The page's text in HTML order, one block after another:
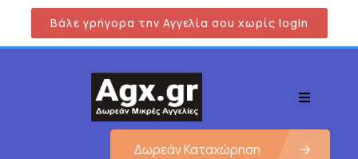
Βάλε γρήγορα την Αγγελία σου χωρίς login
Δωρεάν Καταχώρηση